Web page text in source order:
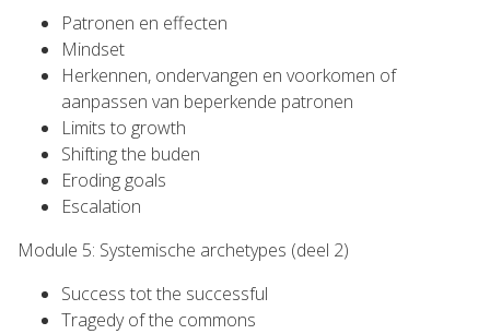
Patronen en effecten
Mindset
Herkennen, ondervangen en voorkomen of
aanpassen van beperkende patronen
Limits to growth
Shifting the buden
Eroding goals
Escalation
Module 5: Systemische archetypes (deel 2)
Success tot the successful
Tragedy of the commons